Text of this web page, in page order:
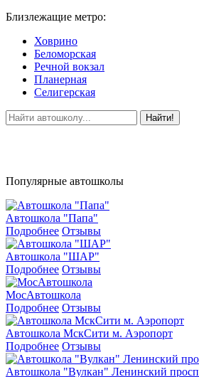
Близлежащие метро:
Ховрино
Беломорская
Речной вокзал
Планерная
Селигерская
Найти!
Популярные автошколы
Автошкола "Папа"
Подробнее Отзывы
Автошкола "ШАР"
Подробнее Отзывы
МосАвтошкола
Подробнее Отзывы
Автошкола МскСити м. Аэропорт
Подробнее Отзывы
Автошкола "Вулкан" Ленинский